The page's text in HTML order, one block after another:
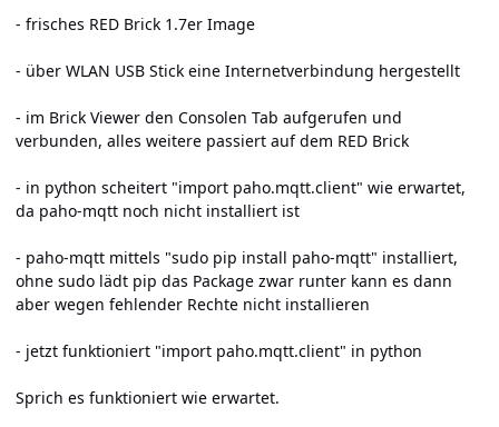
- frisches RED Brick 1.7er Image
- über WLAN USB Stick eine Internetverbindung hergestellt
- im Brick Viewer den Consolen Tab aufgerufen und
verbunden, alles weitere passiert auf dem RED Brick
- in python scheitert "import paho.mqtt.client" wie erwartet,
da paho-mqtt noch nicht installiert ist
- paho-mqtt mittels "sudo pip install paho-mqtt" installiert,
ohne sudo lädt pip das Package zwar runter kann es dann
aber wegen fehlender Rechte nicht installieren
- jetzt funktioniert "import paho.mqtt.client" in python
Sprich es funktioniert wie erwartet.